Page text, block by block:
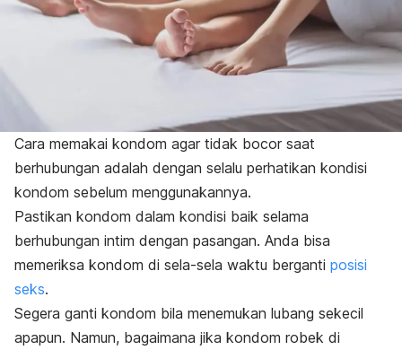
Cara memakai kondom agar tidak bocor saat
berhubungan adalah dengan selalu perhatikan kondisi
kondom sebelum menggunakannya.
Pastikan kondom dalam kondisi baik selama
berhubungan intim dengan pasangan. Anda bisa
memeriksa kondom di sela-sela waktu berganti posisi
seks.
Segera ganti kondom bila menemukan lubang sekecil
apapun. Namun, bagaimana jika kondom robek di